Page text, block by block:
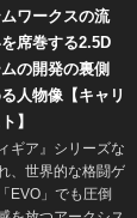
ワークスの流
席巻する2.5D
の開発の裏側
人物像【キャリ
】
ギア』シリーズな
、世界的な格闘ゲ
EVO」でも圧倒